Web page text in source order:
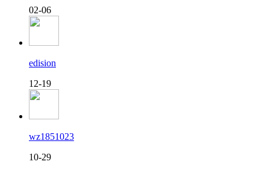
02-06
edision
12-19
wz1851023
10-29